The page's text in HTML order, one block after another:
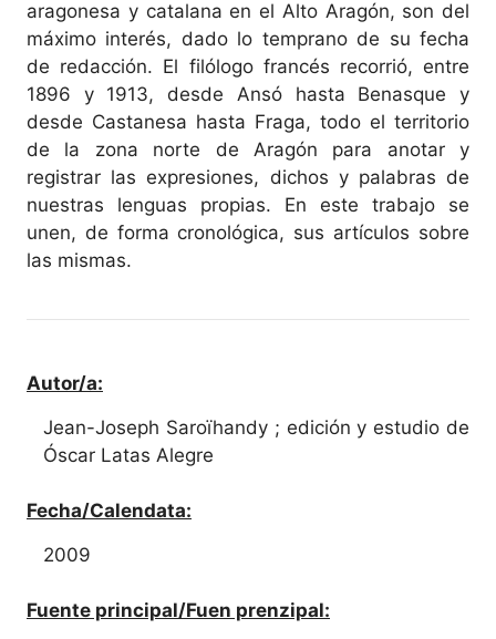
aragonesa y catalana en el Alto Aragón, son del
máximo interés, dado lo temprano de su fecha
de redacción. El filólogo francés recorrió, entre
1896 y 1913, desde Ansó hasta Benasque y
desde Castanesa hasta Fraga, todo el territorio
de la zona norte de Aragón para anotar y
registrar las expresiones, dichos y palabras de
nuestras lenguas propias. En este trabajo se
unen, de forma cronológica, sus artículos sobre
las mismas.
Autor/a:
Jean-Joseph Saroïhandy ; edición y estudio de
Óscar Latas Alegre
Fecha/Calendata:
2009
Fuente principal/Fuen prenzipal: